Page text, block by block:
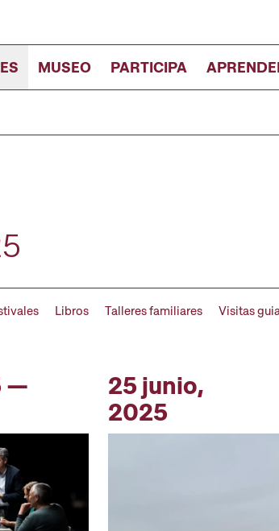
MUSEO PARTICIPA
Libros Talleres familiares Visitas
—
25 junio,
2025